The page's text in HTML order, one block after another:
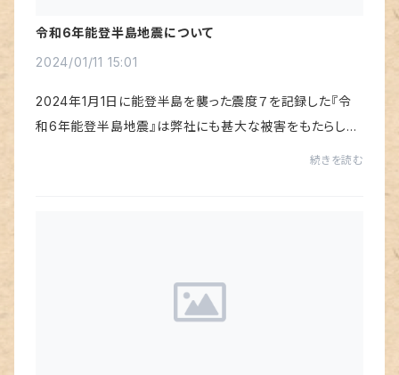
令和6年能登半島地震について
2024/01/11 15:01
2024年1月1日に能登半島を襲った震度７を記録した『令
和6年能登半島地震』は弊社にも甚大な被害をもたらしま
続きを読む